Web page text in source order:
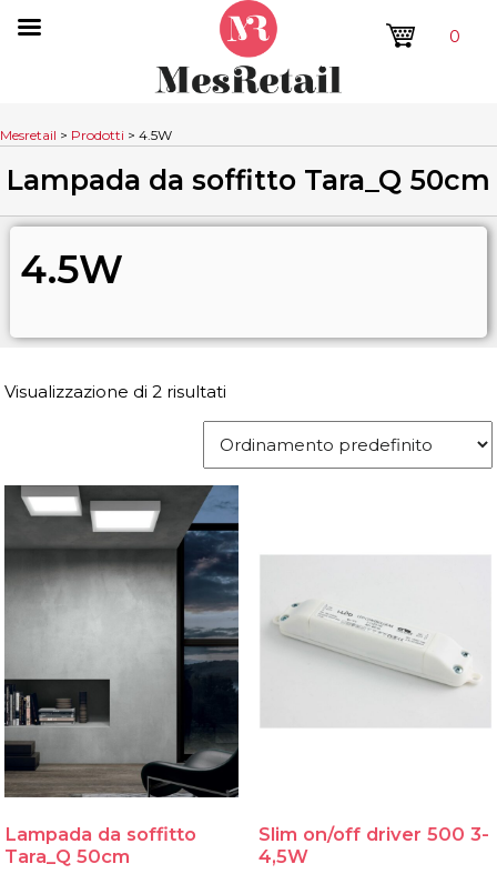
0
Mesretail > Prodotti > 4.5W
Lampada da soffitto Tara_Q 50cm
4.5W
Visualizzazione di 2 risultati
Lampada da soffitto
Tara_Q 50cm
Slim on/off driver 500 3-
4,5W